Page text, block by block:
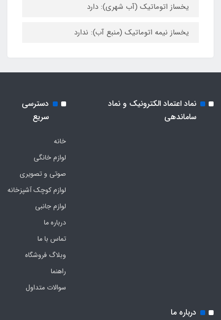
یخساز اتوماتیک (آب شهری): دارد
یخساز نیمه اتوماتیک (منبع آب): ندارد
نماد اعتماد الکترونیک و نماد
ساماندهی
دسترسی
سریع
خانه
لوازم خانگی
صوتی و تصویری
لوازم کوچک آشپزخانه
لوازم جانبی
درباره ما
تماس با ما
وبلاگ فروشگاه
راهنما
سوالات متداول
درباره ما